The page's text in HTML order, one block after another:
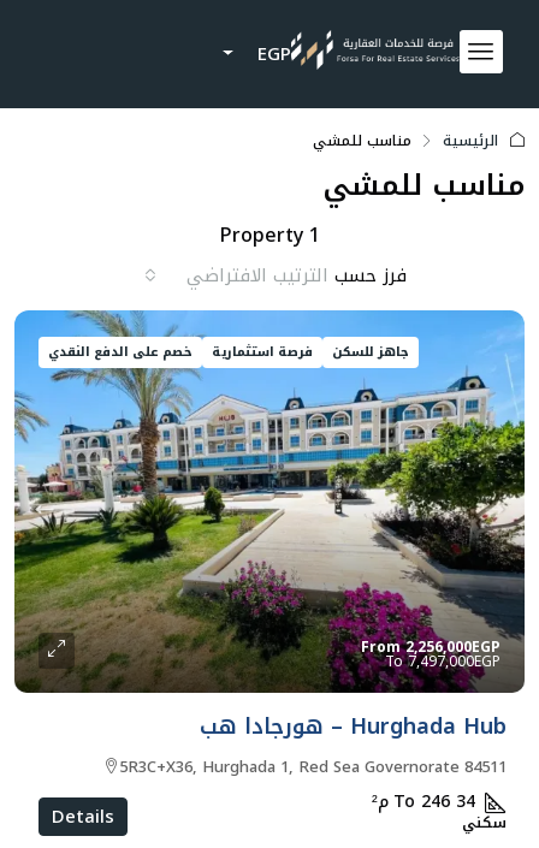
EGP
الرئيسية مناسب للمشي
مناسب للمشي
1 Property
فرز حسب الترتيب الافتراضي
جاهز للسكن فرصة استثمارية خصم على الدفع النقدي
From2,256,000EGP
7,497,000EGP
Hurghada Hub – هورجادا هب
5R3C+X36, Hurghada 1, Red Sea Governorate 84511
34 To 246 م²
سكني Details